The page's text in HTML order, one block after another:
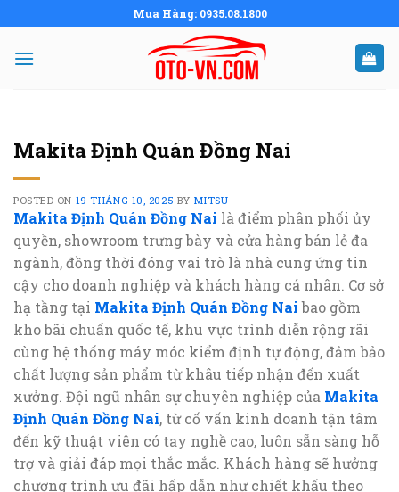
to
content
Mua Hàng: 0935.08.1800
Makita Định Quán Đồng Nai
POSTED ON 19 THÁNG 10, 2025 BY MITSU
Makita Định Quán Đồng Nai là điểm phân phối ủy
quyền, showroom trưng bày và cửa hàng bán lẻ đa
ngành, đồng thời đóng vai trò là nhà cung ứng tin
cậy cho doanh nghiệp và khách hàng cá nhân. Cơ sở
hạ tầng tại Makita Định Quán Đồng Naibao gồm
kho bãi chuẩn quốc tế, khu vực trình diễn rộng rãi
cùng hệ thống máy móc kiểm định tự động, đảm bảo
chất lượng sản phẩm từ khâu tiếp nhận đến xuất
xưởng. Đội ngũ nhân sự chuyên nghiệp của Makita
Định Quán Đồng Nai, từ cố vấn kinh doanh tận tâm
đến kỹ thuật viên có tay nghề cao, luôn sẵn sàng hỗ
trợ và giải đáp mọi thắc mắc. Khách hàng sẽ hưởng
chương trình ưu đãi hấp dẫn như chiết khấu theo